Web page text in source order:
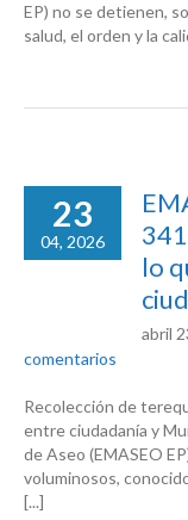
EP) no se detienen,
salud, el orden y la
23
04, 2026
lo
abril
comentarios
Recolección de
entre ciudadanía y
de Aseo (EMASEO
voluminosos,
[...]